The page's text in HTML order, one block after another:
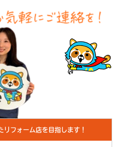
リフォーム店を目指します！